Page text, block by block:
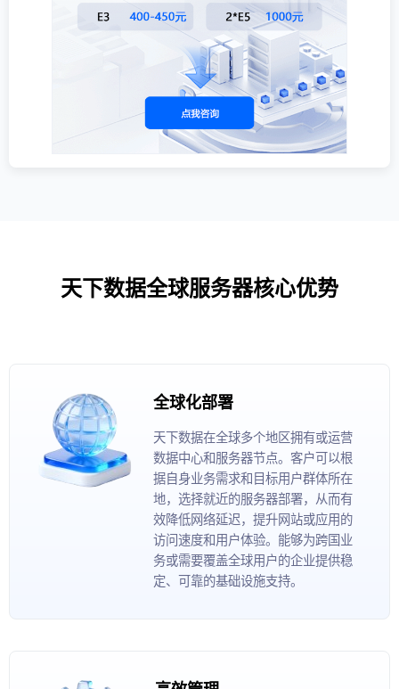
天下数据全球服务器核心优势
全球化部署
天下数据在全球多个地区拥有或运营
数据中心和服务器节点。客户可以根
据自身业务需求和目标用户群体所在
地，选择就近的服务器部署，从而有
效降低网络延迟，提升网站或应用的
访问速度和用户体验。能够为跨国业
务或需要覆盖全球用户的企业提供稳
定、可靠的基础设施支持。